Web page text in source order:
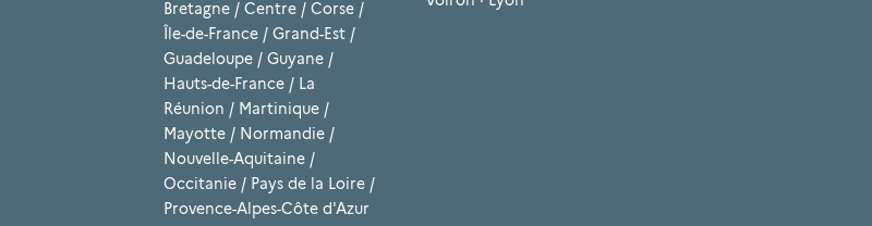
Bretagne / Centre / Corse /
Île-de-France / Grand-Est /
Guadeloupe / Guyane /
Hauts-de-France / La
Réunion / Martinique /
Mayotte / Normandie /
Nouvelle-Aquitaine /
Occitanie / Pays de la Loire /
Provence-Alpes-Côte d'Azur